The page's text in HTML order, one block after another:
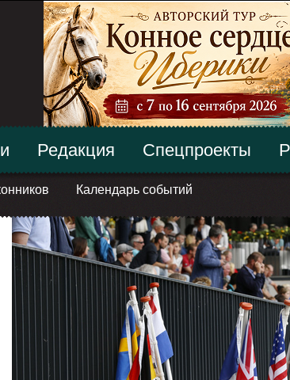
Календарь событий
Редакция Спецпроекты